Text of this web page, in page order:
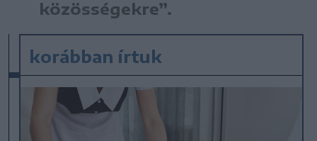
közösségekre”.
korábban írtuk